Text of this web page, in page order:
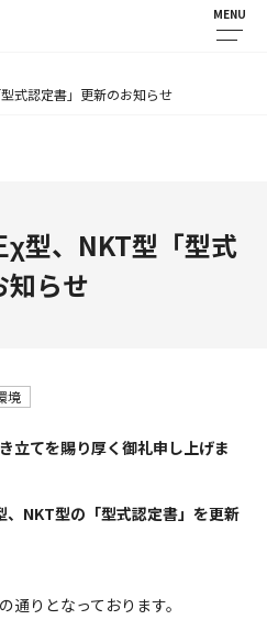
MENU
式認定書」更新のお知らせ
型、NKT型「型式
知らせ
境
立てを賜り厚く御礼申し上げま
、NKT型の「型式認定書」を更新
通りとなっております。